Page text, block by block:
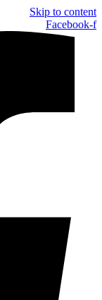
Skip to content
Facebook-f